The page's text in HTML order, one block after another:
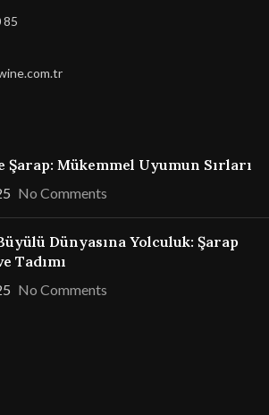
85
Şarap: Mükemmel Uyumun Sırları
No Comments
Dünyasına Yolculuk: Şarap
Tadımı
No Comments